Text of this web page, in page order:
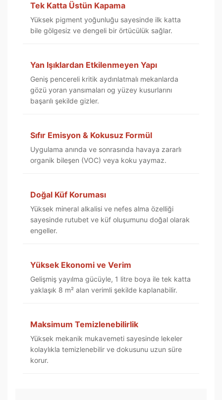
Tek Katta Üstün Kapama
Yüksek pigment yoğunluğu sayesinde ilk katta
bile gölgesiz ve dengeli bir örtücülük sağlar.
Yan Işıklardan Etkilenmeyen Yapı
Geniş pencereli kritik aydınlatmalı mekanlarda
gözü yoran yansımaları og yüzey kusurlarını
başarılı şekilde gizler.
Sıfır Emisyon & Kokusuz Formül
Uygulama anında ve sonrasında havaya zararlı
organik bileşen (VOC) veya koku yaymaz.
Doğal Küf Koruması
Yüksek mineral alkalisi ve nefes alma özelliği
sayesinde rutubet ve küf oluşumunu doğal olarak
engeller.
Yüksek Ekonomi ve Verim
Gelişmiş yayılma gücüyle, 1 litre boya ile tek katta
yaklaşık 8 m² alan verimli şekilde kaplanabilir.
Maksimum Temizlenebilirlik
Yüksek mekanik mukavemeti sayesinde lekeler
kolaylıkla temizlenebilir ve dokusunu uzun süre
korur.